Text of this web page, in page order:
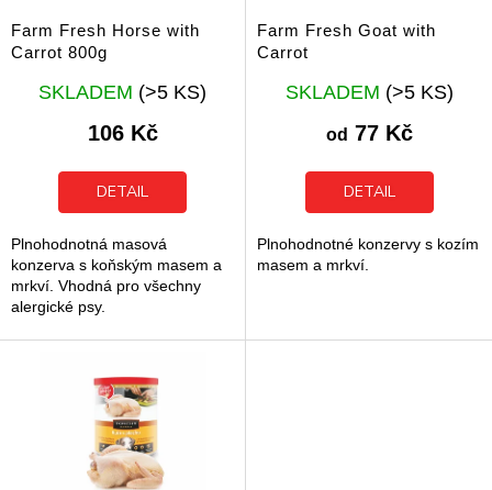
d
u
Farm Fresh Horse with
Carrot 800g
Průměrné
hodnocení
produktu
je
z
SKLADEM (>5 KS)
106 Kč
DETAIL
Plnohodnotná masová
konzerva s koňským masem a
mrkví. Vhodná pro všechny
alergické psy.
Farm Fresh Goat with
Carrot
Průměrné
hodnocení
produktu
je
z
SKLADEM (>5 KS)
od 77 Kč
DETAIL
Plnohodnotné konzervy s kozím
masem a mrkví.